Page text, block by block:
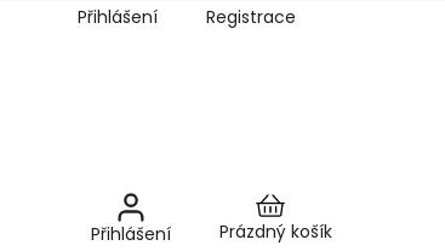
obchodu Slovník pojmů Péče o vodu
Přihlášení Registrace
Přihlášení
Nákupní
Prázdný košík